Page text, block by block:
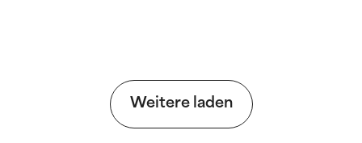
Weitere laden